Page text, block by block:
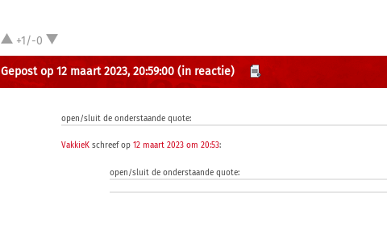
+1/-0
Gepost op 12 maart 2023, 20:59:00 (in reactie)
open/sluit de onderstaande quote:
VakkieK schreef op12 maart 2023 om 20:53:
open/sluit de onderstaande quote: